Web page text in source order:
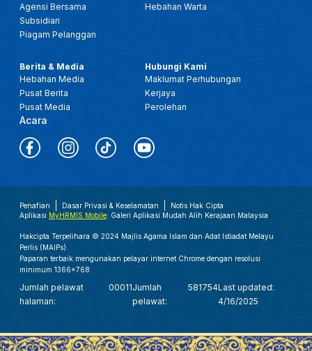
Agensi Bersama
Subsidiari
Piagam Pelanggan
Hebahan Warta
Berita & Media
Hebahan Media
Pusat Berita
Pusat Media
Acara
Hubungi Kami
Maklumat Perhubungan
Kerjaya
Perolehan
Penafian Dasar Privasi & Keselamatan
Notis Hak Cipta
Aplikasi MyHRMIS Mobile: Galeri Aplikasi Mudah Alih Kerajaan Malaysia
Hakcipta Terpelihara © 2024 Majlis Agama Islam dan Adat Istiadat Melayu
Perlis (MAIPs).
Paparan terbaik mengunakan pelayar internet Chrome dengan resolusi
minimum 1366x768.
Jumlah pelawat
halaman:
00011Jumlah
pelawat:
581754Last updated:
4/16/2025